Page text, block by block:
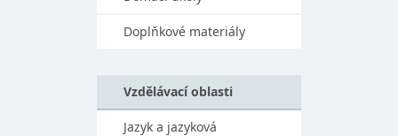
Doplňkové materiály
Vzdělávací oblasti
Jazyk a jazyková